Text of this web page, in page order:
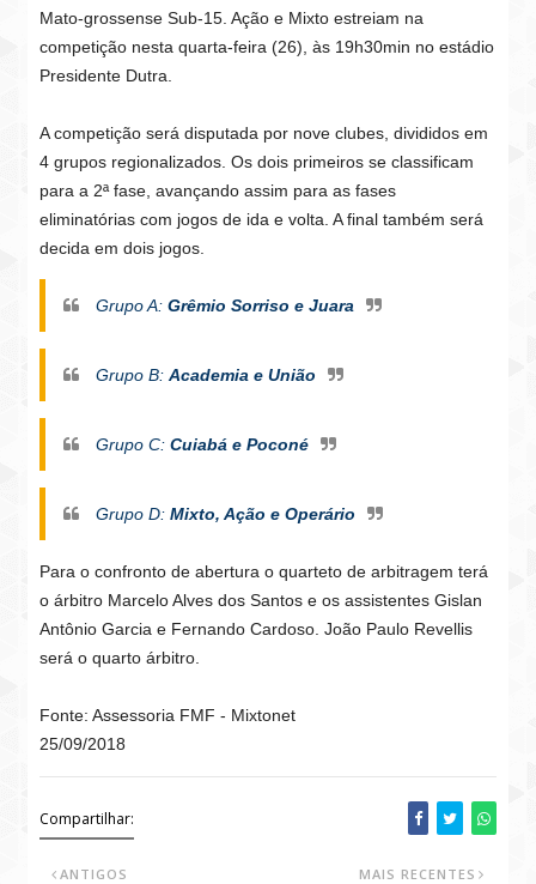
Mato-grossense Sub-15. Ação e Mixto estreiam na
competição nesta quarta-feira (26), às 19h30min no estádio
Presidente Dutra.
A competição será disputada por nove clubes, divididos em
4 grupos regionalizados. Os dois primeiros se classificam
para a 2ª fase, avançando assim para as fases
eliminatórias com jogos de ida e volta. A final também será
decida em dois jogos.
Grupo A:Grêmio Sorriso e Juara
Grupo B:Academia e União
Grupo C:Cuiabá e Poconé
Grupo D:Mixto, Ação e Operário
Para o confronto de abertura o quarteto de arbitragem terá
o árbitro Marcelo Alves dos Santos e os assistentes Gislan
Antônio Garcia e Fernando Cardoso. João Paulo Revellis
será o quarto árbitro.
Fonte: Assessoria FMF - Mixtonet
25/09/2018
Compartilhar:
MAIS RECENTES
ANTIGOS